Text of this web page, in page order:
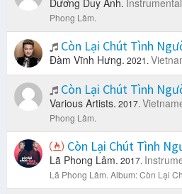
Dương Duy Anh. Instrumental
Phong Lâm.
Còn Lại Chút Tình
Đàm Vĩnh Hưng. 2021.
Còn Lại Chút Tình
Various Artists. 2017.
Phong Lâm.
Còn Lại Chút Tình
Lã Phong Lâm. 2017.
Lã Phong Lâm. Album: Còn Lại